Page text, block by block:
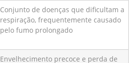
Conjunto de doenças que dificultam a
respiração, frequentemente causado
pelo fumo prolongado
Envelhecimento precoce e perda de